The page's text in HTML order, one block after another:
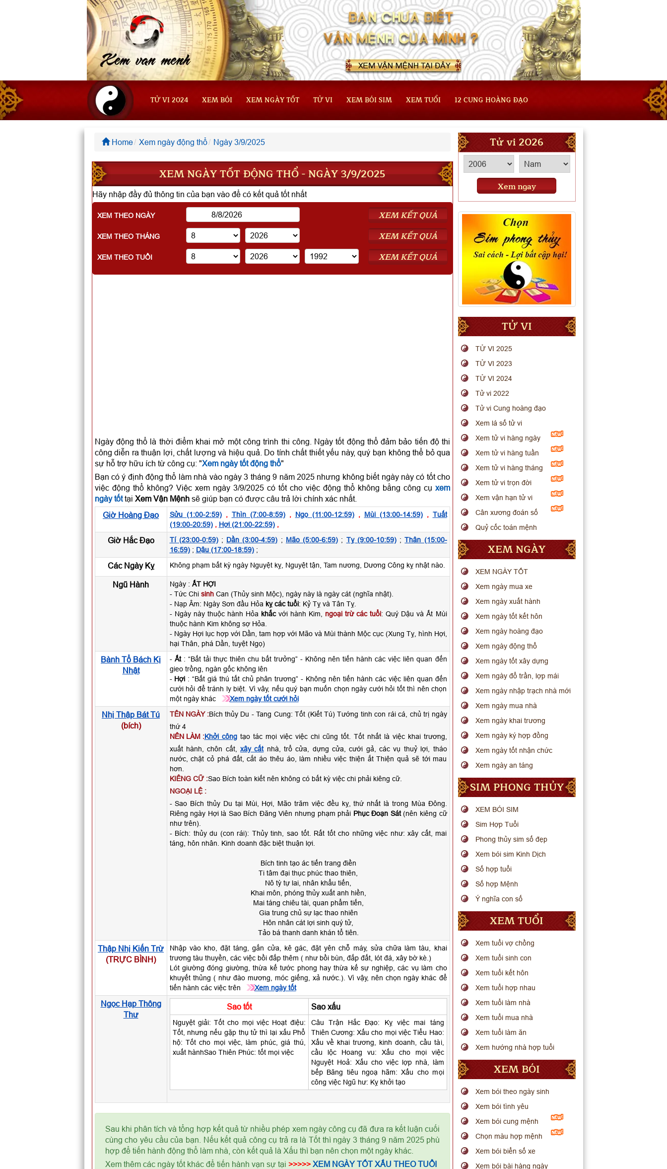
TỬ VI 2024 XEM BÓI XEM NGÀY TỐT TỬ VI XEM BÓI SIM XEM TUỔI 12 CUNG HOÀNG ĐẠO
Home Xem ngày động thổ Ngày 3/9/2025
XEM NGÀY TỐT ĐỘNG THỔ - NGÀY 3/9/2025
Hãy nhập đầy đủ thông tin của bạn vào để có kết quả tốt nhất
XEM THEO NGÀY XEM KẾT QUẢ
XEM THEO THÁNG XEM KẾT QUẢ
XEM THEO TUỔI XEM KẾT QUẢ
Ngày động thổ là thời điểm khai mở một công trình thi công. Ngày tốt động thổ đảm bảo tiến độ thi
công diễn ra thuận lợi, chất lượng và hiệu quả. Do tính chất thiết yếu này, quý bạn không thể bỏ qua
sự hỗ trợ hữu ích từ công cụ: "Xem ngày tốt động thổ"
Bạn có ý định động thổ làm nhà vào ngày 3 tháng 9 năm 2025 nhưng không biết ngày này có tốt cho
việc động thổ không? Việc xem ngày 3/9/2025 có tốt cho việc động thổ không bằng công cụxem
ngày tốttại Xem Vận Mệnhsẽ giúp bạn có được câu trả lời chính xác nhất.
Giờ Hoàng Đạo
Sửu (1:00-2:59), Thìn (7:00-8:59), Ngọ (11:00-12:59), Mùi (13:00-14:59), Tuất
(19:00-20:59), Hợi (21:00-22:59),
Giờ Hắc Đạo Tí (23:00-0:59); Dần (3:00-4:59) ; Mão (5:00-6:59) ; Tỵ (9:00-10:59);Thân (15:00-
16:59); Dậu (17:00-18:59);
Các Ngày Kỵ Không phạm bất kỳ ngày Nguyệt kỵ, Nguyệt tận, Tam nương, Dương Công kỵ nhật nào.
Ngũ Hành Ngày : ẤT HỢI
- Tức Chi sinhCan (Thủy sinh Mộc), ngày này là ngày cát (nghĩa nhật).
- Nạp Âm: Ngày Sơn đầu Hỏa kỵ các tuổi: Kỷ Tỵ và Tân Tỵ.
- Ngày này thuộc hành Hỏa khắcvới hành Kim, ngoại trừ các tuổi: Quý Dậu và Ất Mùi
thuộc hành Kim không sợ Hỏa.
- Ngày Hợi lục hợp với Dần, tam hợp với Mão và Mùi thành Mộc cục (Xung Tỵ, hình Hợi,
hại Thân, phá Dần, tuyệt Ngọ)
Bành Tổ Bách Kị
Nhật
- Ất: “Bất tải thực thiên chu bất trưởng” - Không nên tiến hành các việc liên quan đến
gieo trồng, ngàn gốc không lên
- Hợi : “Bất giá thú tất chủ phân trương” - Không nên tiến hành các việc liên quan đến
cưới hỏi để tránh ly biệt. Vì vây, nếu quý bạn muốn chọn ngày cưới hỏi tốt thì nên chọn
một ngày khác
Xem ngày tốt cưới hỏi
Nhị Thập Bát Tú
(bích)
TÊN NGÀY :Bích thủy Du - Tang Cung: Tốt (Kiết Tú) Tướng tinh con rái cá, chủ trị ngày
thứ 4
NÊN LÀM :Khởi côngtạo tác mọi việc việc chi cũng tốt. Tốt nhất là việc khai trương,
xuất hành, chôn cất, xây cấtnhà, trổ cửa, dựng cửa, cưới gả, các vụ thuỷ lợi, tháo
nước, chặt cỏ phá đất, cắt áo thêu áo, làm nhiều việc thiện ắt Thiện quả sẽ tới mau
hơn.
KIÊNG CỮ :Sao Bích toàn kiết nên không có bất kỳ việc chi phải kiêng cữ.
NGOẠI LỆ :
- Sao Bích thủy Du tại Mùi, Hợi, Mão trăm việc đều kỵ, thứ nhất là trong Mùa Đông.
Riêng ngày Hợi là Sao Bích Đăng Viên nhưng phạm phải Phục Đoạn Sát(nên kiêng cữ
như trên).
- Bích: thủy du (con rái): Thủy tinh, sao tốt. Rất tốt cho những việc như: xây cất, mai
táng, hôn nhân. Kinh doanh đặc biệt thuận lợi.
Bích tinh tạo ác tiến trang điền
Ti tâm đại thục phúc thao thiên,
Nô tỳ tự lai, nhân khẩu tiến,
Khai môn, phóng thủy xuất anh hiền,
Mai táng chiêu tài, quan phẩm tiến,
Gia trung chủ sự lạc thao nhiên
Hôn nhân cát lợi sinh quý tử,
Tảo bá thanh danh khán tổ tiên.
Thập Nhị Kiến Trừ
(TRỰC BÌNH)
Nhập vào kho, đặt táng, gắn cửa, kê gác, đặt yên chỗ máy, sửa chữa làm tàu, khai
trương tàu thuyền, các việc bồi đắp thêm ( như bồi bùn, đắp đất, lót đá, xây bờ kè.)
Lót giường đóng giường, thừa kế tước phong hay thừa kế sự nghiệp, các vụ làm cho
khuyết thủng ( như đào mương, móc giếng, xả nước.). Vì vậy, nên chọn ngày khác để
tiến hành các việc trên
Xem ngày tốt
Ngọc Hạp Thông
Thư
Sao tốt Sao xấu
Nguyệt giải: Tốt cho mọi việc Hoạt điệu:
Tốt, nhưng nếu gặp thụ tử thì lại xấu Phổ
hộ: Tốt cho mọi việc, làm phúc, giá thú,
xuất hànhSao Thiên Phúc: tốt mọi việc
Câu Trận Hắc Đạo: Kỵ việc mai táng
Thiên Cương: Xấu cho mọi việc Tiểu Hao:
Xấu về khai trương, kinh doanh, cầu tài,
cầu lộc Hoang vu: Xấu cho mọi việc
Nguyệt Hoả: Xấu cho việc lợp nhà, làm
bếp Băng tiêu ngoạ hãm: Xấu cho mọi
công việc Ngũ hư: Kỵ khởi tạo
Sau khi phân tích và tổng hợp kết quả từ nhiều phép xem ngày công cụ đã đưa ra kết luận cuối
cùng cho yêu cầu của bạn. Nếu kết quả công cụ trả ra là Tốt thì ngày 3 tháng 9 năm 2025 phù
hợp để tiến hành động thổ làm nhà, còn kết quả là Xấu thì bạn nên chọn một ngày khác.
Xem thêm các ngày tốt khác để tiến hành vạn sự tại >>>>> XEM NGÀY TỐT XẤU THEO TUỔI
Tử vi 2026
Xem ngay
TỬ VI
TỬ VI 2025
TỬ VI 2023
TỬ VI 2024
Tử vi 2022
Tử vi Cung hoàng đạo
Xem lá số tử vi
Xem tử vi hàng ngày
Xem tử vi hàng tuần
Xem tử vi hàng tháng
Xem tử vi trọn đời
Xem vận hạn tử vi
Cân xương đoán số
Quỷ cốc toán mệnh
XEM NGÀY
XEM NGÀY TỐT
Xem ngày mua xe
Xem ngày xuất hành
Xem ngày tốt kết hôn
Xem ngày hoàng đạo
Xem ngày động thổ
Xem ngày tốt xây dựng
Xem ngày đổ trần, lợp mái
Xem ngày nhập trạch nhà mới
Xem ngày mua nhà
Xem ngày khai trương
Xem ngày ký hợp đồng
Xem ngày tốt nhận chức
Xem ngày an táng
SIM PHONG THỦY
XEM BÓI SIM
Sim Hợp Tuổi
Phong thủy sim số đẹp
Xem bói sim Kinh Dịch
Số hợp tuổi
Số hợp Mệnh
Ý nghĩa con số
XEM TUỔI
Xem tuổi vợ chồng
Xem tuổi sinh con
Xem tuổi kết hôn
Xem tuổi hợp nhau
Xem tuổi làm nhà
Xem tuổi mua nhà
Xem tuổi làm ăn
Xem hướng nhà hợp tuổi
XEM BÓI
Xem bói theo ngày sinh
Xem bói tình yêu
Xem bói cung mệnh
Chọn màu hợp mệnh
Xem bói biển số xe
Xem bói bài hàng ngày